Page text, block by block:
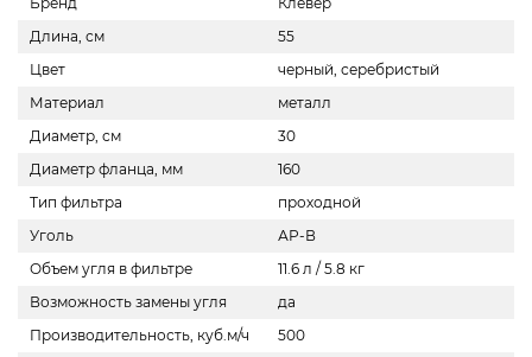
Длина, см
55
Цвет
черный, серебристый
Материал
металл
Диаметр, см
30
Диаметр фланца, мм
160
Тип фильтра
проходной
Уголь
АР-В
Объем угля в фильтре
11.6 л / 5.8 кг
Возможность замены угля
да
Производительность, куб.м/ч
500